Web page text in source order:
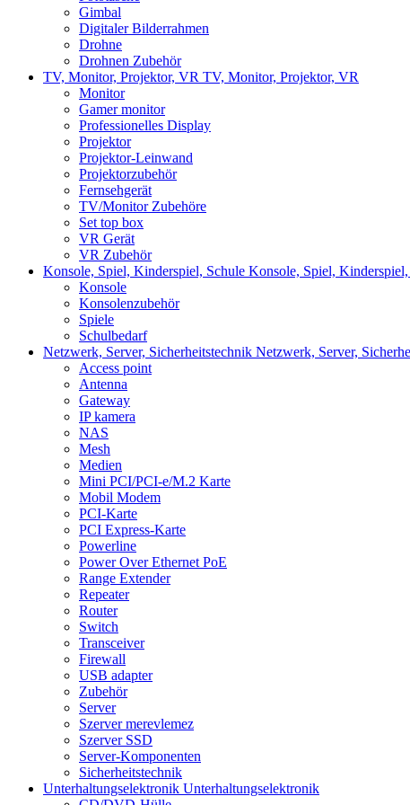
Gimbal
Digitaler Bilderrahmen
Drohne
Drohnen Zubehör
TV, Monitor, Projektor, VR TV, Monitor, Projektor, VR
Monitor
Gamer monitor
Professionelles Display
Projektor
Projektor-Leinwand
Projektorzubehör
Fernsehgerät
TV/Monitor Zubehöre
Set top box
VR Gerät
VR Zubehör
Konsole, Spiel, Kinderspiel, Schule Konsole, Spiel,
Konsole
Konsolenzubehör
Spiele
Schulbedarf
Netzwerk, Server, Sicherheitstechnik Netzwerk, Server,
Access point
Antenna
Gateway
IP kamera
NAS
Mesh
Medien
Mini PCI/PCI-e/M.2 Karte
Mobil Modem
PCI-Karte
PCI Express-Karte
Powerline
Power Over Ethernet PoE
Range Extender
Repeater
Router
Switch
Transceiver
Firewall
USB adapter
Zubehör
Server
Szerver merevlemez
Szerver SSD
Server-Komponenten
Sicherheitstechnik
Unterhaltungselektronik Unterhaltungselektronik